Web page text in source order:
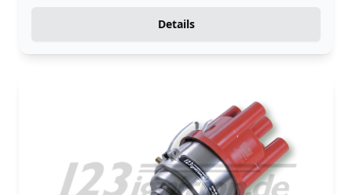
Details